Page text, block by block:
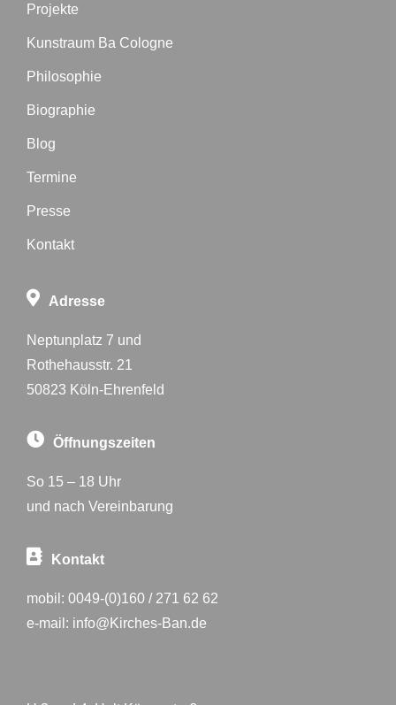
Projekte
Kunstraum Ba Cologne
Philosophie
Biographie
Blog
Termine
Presse
Kontakt
Adresse
Neptunplatz 7 und
Rothehausstr. 21
50823 Köln-Ehrenfeld
Öffnungszeiten
So 15 – 18 Uhr
und nach Vereinbarung
Kontakt
mobil: 0049-(0)160 / 271 62 62
e-mail: info@Kirches-Ban.de